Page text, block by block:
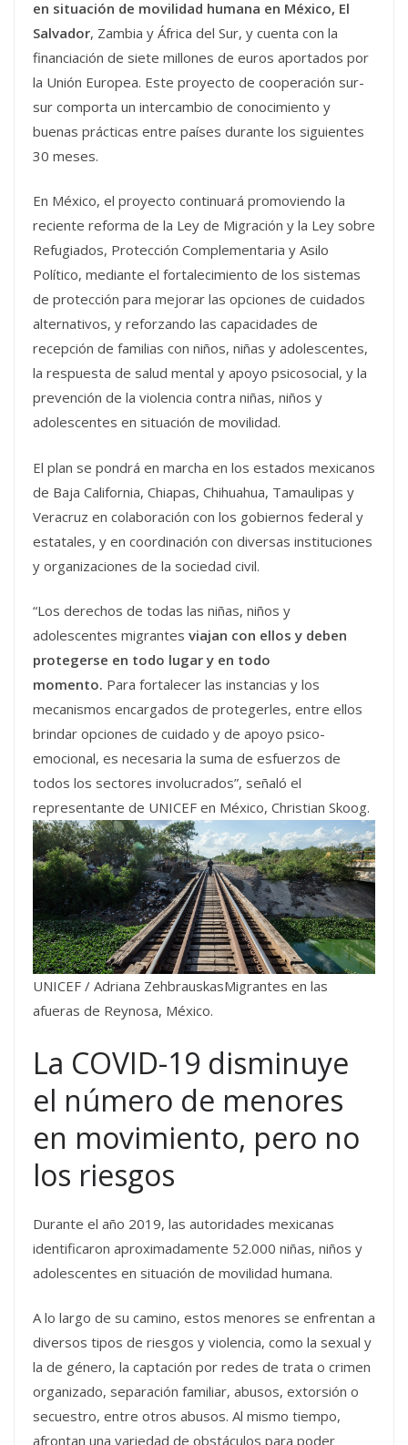
en situación de movilidad humana en México, El
Salvador, Zambia y África del Sur, y cuenta con la
financiación de siete millones de euros aportados por
la Unión Europea. Este proyecto de cooperación sur-
sur comporta un intercambio de conocimiento y
buenas prácticas entre países durante los siguientes
30 meses.
En México, el proyecto continuará promoviendo la
reciente reforma de la Ley de Migración y la Ley sobre
Refugiados, Protección Complementaria y Asilo
Político, mediante el fortalecimiento de los sistemas
de protección para mejorar las opciones de cuidados
alternativos, y reforzando las capacidades de
recepción de familias con niños, niñas y adolescentes,
la respuesta de salud mental y apoyo psicosocial, y la
prevención de la violencia contra niñas, niños y
adolescentes en situación de movilidad.
El plan se pondrá en marcha en los estados mexicanos
de Baja California, Chiapas, Chihuahua, Tamaulipas y
Veracruz en colaboración con los gobiernos federal y
estatales, y en coordinación con diversas instituciones
y organizaciones de la sociedad civil.
“Los derechos de todas las niñas, niños y
adolescentes migrantes viajan con ellos y deben
protegerse en todo lugar y en todo
momento. Para fortalecer las instancias y los
mecanismos encargados de protegerles, entre ellos
brindar opciones de cuidado y de apoyo psico-
emocional, es necesaria la suma de esfuerzos de
todos los sectores involucrados”, señaló el
representante de UNICEF en México, Christian Skoog.
UNICEF / Adriana ZehbrauskasMigrantes en las
afueras de Reynosa, México.
La COVID-19 disminuye
el número de menores
en movimiento, pero no
los riesgos
Durante el año 2019, las autoridades mexicanas
identificaron aproximadamente 52.000 niñas, niños y
adolescentes en situación de movilidad humana.
A lo largo de su camino, estos menores se enfrentan a
diversos tipos de riesgos y violencia, como la sexual y
la de género, la captación por redes de trata o crimen
organizado, separación familiar, abusos, extorsión o
secuestro, entre otros abusos. Al mismo tiempo,
afrontan una variedad de obstáculos para poder